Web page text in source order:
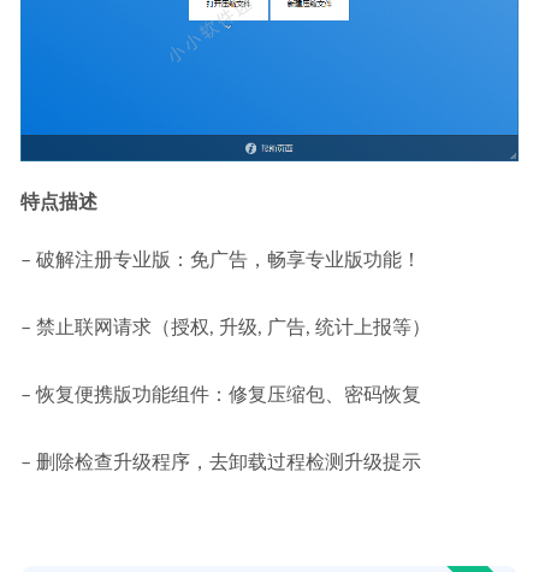
特点描述
– 破解注册专业版：免广告，畅享专业版功能！
– 禁止联网请求（授权, 升级, 广告, 统计上报等）
– 恢复便携版功能组件：修复压缩包、密码恢复
– 删除检查升级程序，去卸载过程检测升级提示